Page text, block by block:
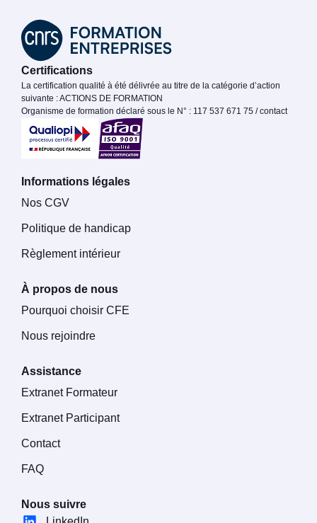
Certifications
La certification qualité à été délivrée au titre de la catégorie d’action
suivante : ACTIONS DE FORMATION
Organisme de formation déclaré sous le N° : 117 537 671 75 / contact
Informations légales
Nos CGV
Politique de handicap
Règlement intérieur
À propos de nous
Pourquoi choisir CFE
Nous rejoindre
Assistance
Extranet Formateur
Extranet Participant
Contact
FAQ
Nous suivre